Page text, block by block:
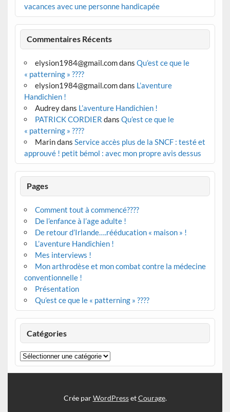
vacances avec une personne handicapée
Commentaires Récents
elysion1984@gmail.comdans Qu’est ce que le
« patterning » ????
elysion1984@gmail.comdans L’aventure
Handichien !
Audreydans L’aventure Handichien !
PATRICK CORDIER dans Qu’est ce que le
« patterning » ????
Marindans Service accès plus de la SNCF : testé et
approuvé ! petit bémol : avec mon propre avis dessus
Pages
Comment tout à commencé????
De l’enfance à l’age adulte !
De retour d’Irlande….rééducation « maison » !
L’aventure Handichien !
Mes interviews !
Mon arthrodèse et mon combat contre la médecine
conventionnelle !
Présentation
Qu’est ce que le « patterning » ????
Catégories
Catégories
Crée parWordPressetCourage.